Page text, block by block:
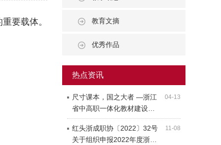
教育文摘
优秀作品
热点资讯
04-13
尺寸课本，国之大者 —浙江
省中高职一体化教材建设…
11-08
红头浙成职协〔2022〕32号
关于组织申报2022年度浙…
要载体。